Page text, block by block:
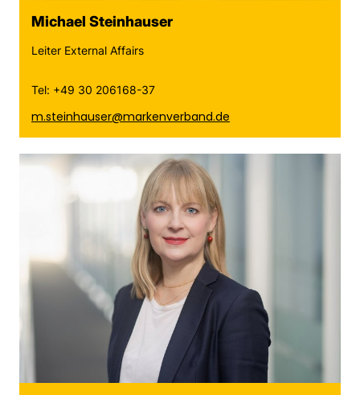
Michael Steinhauser
Leiter External Affairs
Tel: +49 30 206168-37
m.steinhauser@markenverband.de